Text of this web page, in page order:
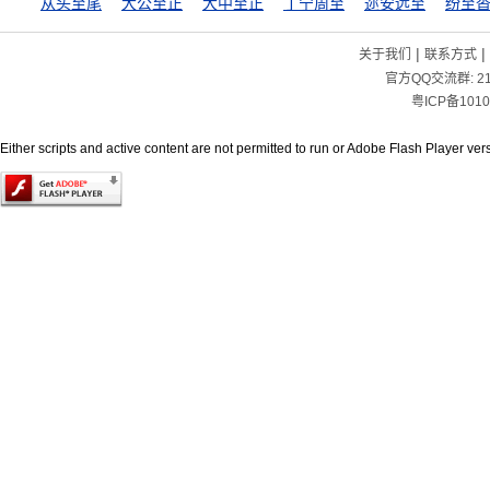
关于我们 | 联系方式|
官方QQ交流群:
粤ICP备
Either scripts and active content are not permitted to run or Adobe Flash Player